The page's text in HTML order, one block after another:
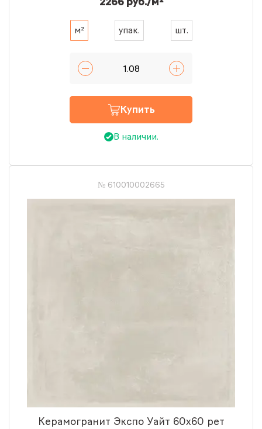
м² упак. шт.
Купить
В наличии.
№ 610010002665
Керамогранит Экспо Уайт 60x60 рет